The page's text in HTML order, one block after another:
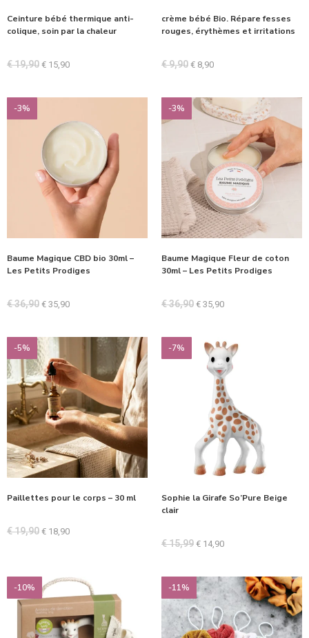
Ceinture bébé thermique anti-
colique, soin par la chaleur
€19,90 € 15,90
crème bébé Bio. Répare fesses
rouges, érythèmes et irritations
€9,90 € 8,90
-3%
Baume Magique CBD bio 30ml –
Les Petits Prodiges
€36,90 € 35,90
-3%
Baume Magique Fleur de coton
30ml – Les Petits Prodiges
€36,90 € 35,90
-5%
Paillettes pour le corps – 30 ml
€19,90 € 18,90
-7%
Sophie la Girafe So’Pure Beige
clair
€15,99 € 14,90
-10% -11%